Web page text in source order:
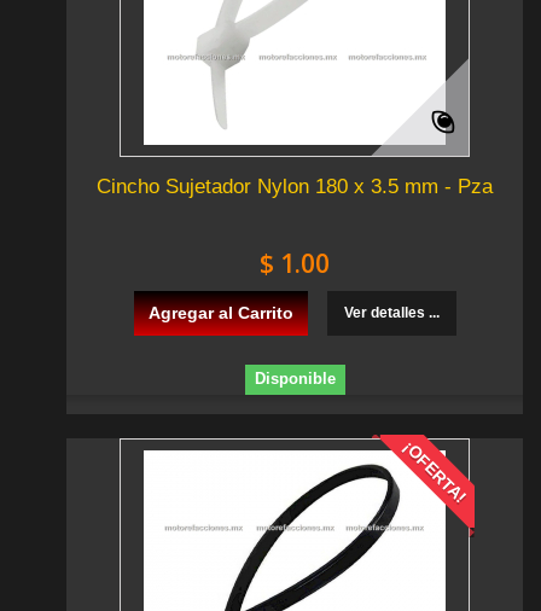
Cincho Sujetador Nylon 180 x 3.5 mm - Pza
$ 1.00
Agregar al Carrito Ver detalles ...
Disponible
¡OFERTA!